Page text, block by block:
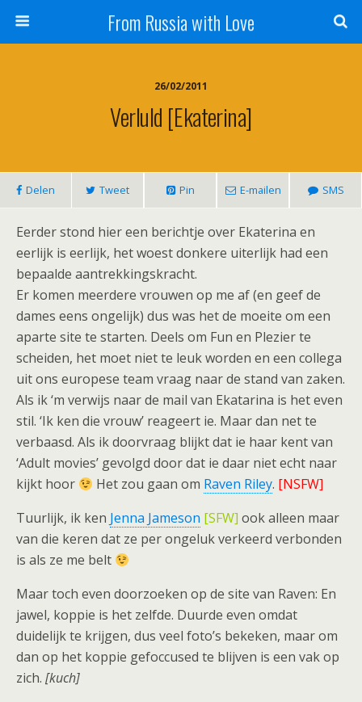
From Russia with Love
26/02/2011
Verluld [Ekaterina]
Delen Tweet Pin E-mailen SMS
Eerder stond hier een berichtje over Ekaterina en
eerlijk is eerlijk, het woest donkere uiterlijk had een
bepaalde aantrekkingskracht.
Er komen meerdere vrouwen op me af (en geef de
dames eens ongelijk) dus was het de moeite om een
aparte site te starten. Deels om Fun en Plezier te
scheiden, het moet niet te leuk worden en een collega
uit ons europese team vraag naar de stand van zaken.
Als ik ‘m verwijs naar de mail van Ekatarina is het even
stil. ‘Ik ken die vrouw’ reageert ie. Maar dan net te
verbaasd. Als ik doorvraag blijkt dat ie haar kent van
‘Adult movies’ gevolgd door dat ie daar niet echt naar
kijkt hoor
Het zou gaan om Raven Riley. [NSFW]
Tuurlijk, ik ken Jenna Jameson [SFW] ook alleen maar
van die keren dat ze per ongeluk verkeerd verbonden
is als ze me belt
Maar toch even doorzoeken op de site van Raven: En
jawel, koppie is het zelfde. Duurde even omdat
duidelijk te krijgen, dus veel foto’s bekeken, maar om
dan op het koppie gefoccused te blijven is een vak op
zich. [kuch]